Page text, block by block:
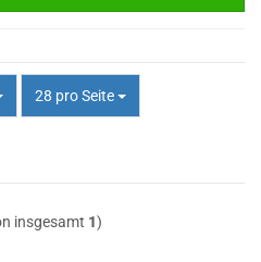
28 pro Seite
pro Seite
insgesamt 1)